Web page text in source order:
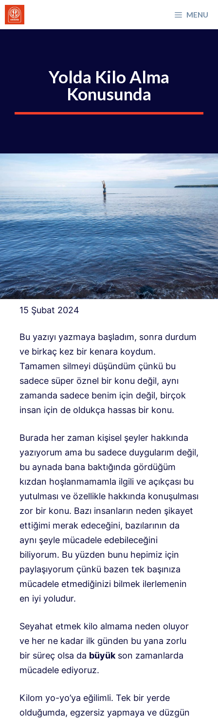
İçeriğe
atla
MENU
Yolda Kilo Alma
Konusunda
15 Şubat 2024
Bu yazıyı yazmaya başladım, sonra durdum
ve birkaç kez bir kenara koydum.
Tamamen silmeyi düşündüm çünkü bu
sadece süper öznel bir konu değil, aynı
zamanda sadece benim için değil, birçok
insan için de oldukça hassas bir konu.
Burada her zaman kişisel şeyler hakkında
yazıyorum ama bu sadece duygularım değil,
bu aynada bana baktığında gördüğüm
kızdan hoşlanmamamla ilgili ve açıkçası bu
yutulması ve özellikle hakkında konuşulması
zor bir konu. Bazı insanların neden şikayet
ettiğimi merak edeceğini, bazılarının da
aynı şeyle mücadele edebileceğini
biliyorum. Bu yüzden bunu hepimiz için
paylaşıyorum çünkü bazen tek başınıza
mücadele etmediğinizi bilmek ilerlemenin
en iyi yoludur.
Seyahat etmek kilo almama neden oluyor
ve her ne kadar ilk günden bu yana zorlu
bir süreç olsa da büyük son zamanlarda
mücadele ediyoruz.
Kilom yo-yo’ya eğilimli. Tek bir yerde
olduğumda, egzersiz yapmaya ve düzgün